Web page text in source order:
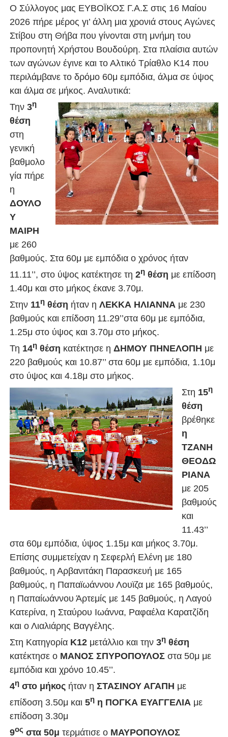
Ο Σύλλογος μας ΕΥΒΟΪΚΟΣ Γ.Α.Σ στις 16 Μαίου
2026 πήρε μέρος γι’ άλλη μια χρονιά στους Αγώνες
Στίβου στη Θήβα που γίνονται στη μνήμη του
προπονητή Χρήστου Βουδούρη. Στα πλαίσια αυτών
των αγώνων έγινε και το Αλτικό Τρίαθλο Κ14 που
περιλάμβανε το δρόμο 60μ εμπόδια, άλμα σε ύψος
και άλμα σε μήκος. Αναλυτικά:
Την 3η
θέση
στη
γενική
βαθμολο
γία πήρε
η
ΔΟΥΛΟ
Υ
ΜΑΙΡΗ
με 260
βαθμούς. Στα 60μ με εμπόδια ο χρόνος ήταν
11.11’’, στο ύψος κατέκτησε τη 2ηθέση με επίδοση
1.40μ και στο μήκος έκανε 3.70μ.
Στην 11ηθέση ήταν η ΛΕΚΚΑ ΗΛΙΑΝΝΑμε 230
βαθμούς και επίδοση 11.29’’στα 60μ με εμπόδια,
1.25μ στο ύψος και 3.70μ στο μήκος.
Τη 14ηθέση κατέκτησε η ΔΗΜΟΥ ΠΗΝΕΛΟΠΗ με
220 βαθμούς και 10.87’’ στα 60μ με εμπόδια, 1.10μ
στο ύψος και 4.18μ στο μήκος.
Στη 15η
θέση
βρέθηκε
η
ΤΖΑΝΗ
ΘΕΟΔΩ
ΡΙΑΝΑ
με 205
βαθμούς
και
11.43’’
στα 60μ εμπόδια, ύψος 1.15μ και μήκος 3.70μ.
Επίσης συμμετείχαν η Σεφερλή Ελένη με 180
βαθμούς, η Αρβανιτάκη Παρασκευή με 165
βαθμούς, η Παπαϊωάννου Λουϊζα με 165 βαθμούς,
η Παπαίωάννου Άρτεμίς με 145 βαθμούς, η Λαγού
Κατερίνα, η Σταύρου Ιωάννα, Ραφαέλα Καρατζίδη
και ο Λιαλιάρης Βαγγέλης.
Στη Κατηγορία Κ12 μετάλλιο και την 3ηθέση
κατέκτησε ο ΜΑΝΟΣ ΣΠΥΡΟΠΟΥΛΟΣστα 50μ με
εμπόδια και χρόνο 10.45’’.
4ηστο μήκοςήταν η ΣΤΑΣΙΝΟΥ ΑΓΑΠΗ με
επίδοση 3.50μ και 5ηη ΠΟΓΚΑ ΕΥΑΓΓΕΛΙΑμε
επίδοση 3.30μ
9οςστα 50μ τερμάτισε ο ΜΑΥΡΟΠΟΥΛΟΣ